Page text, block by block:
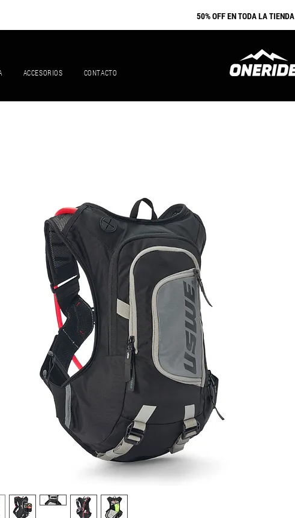
​50% OFF EN TODA LA TIENDA
ACCESORIOS CONTACTO